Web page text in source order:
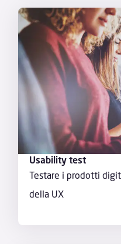
Usability test
Testare i prodotti
della UX